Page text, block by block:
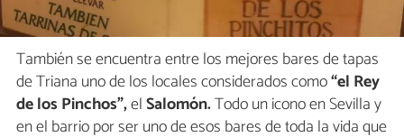
También se encuentra entre los mejores bares de tapas
de Triana uno de los locales considerados como“el Rey
de los Pinchos”,elSalomón.Todo un icono en Sevilla y
en el barrio por ser uno de esos bares de toda la vida que